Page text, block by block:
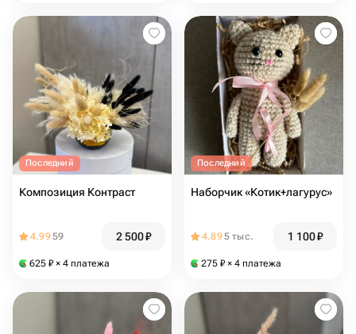
Последний
Композиция Контраст
4.9959 2 500₽
625 ₽ × 4 платежа
Последний
Наборчик «Котик+лагурус»
4.895 тыс. 1 100₽
275 ₽ × 4 платежа